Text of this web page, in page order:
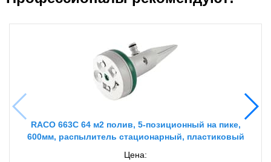
RACO 663C 64 м2 полив, 5-позиционный на пике,
600мм, распылитель стационарный, пластиковый
Цена: